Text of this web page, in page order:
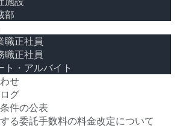
部
職正社員
職正社員
ト・アルバイト
せ
グ
件の公表
る委託手数料の料金改定について